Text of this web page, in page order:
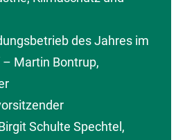
des Jahres im
– Martin Bontrup,
Schulte Spechtel,